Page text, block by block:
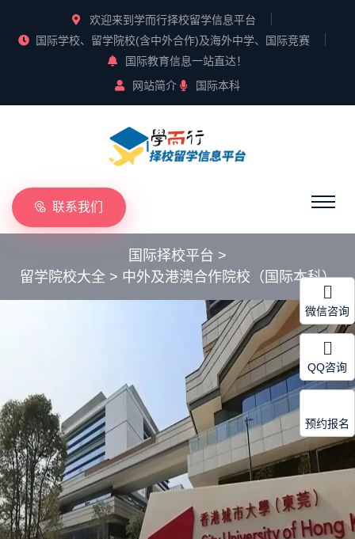
欢迎来到学而行择校留学信息平台
国际学校、留学院校(含中外合作)及海外中学、国际竞赛
国际教育信息一站直达！
网站简介
国际本科
联系我们
国际择校平台 >
留学院校大全> 中外及港澳合作院校（国际本科）
微信咨询
QQ咨询
预约报名